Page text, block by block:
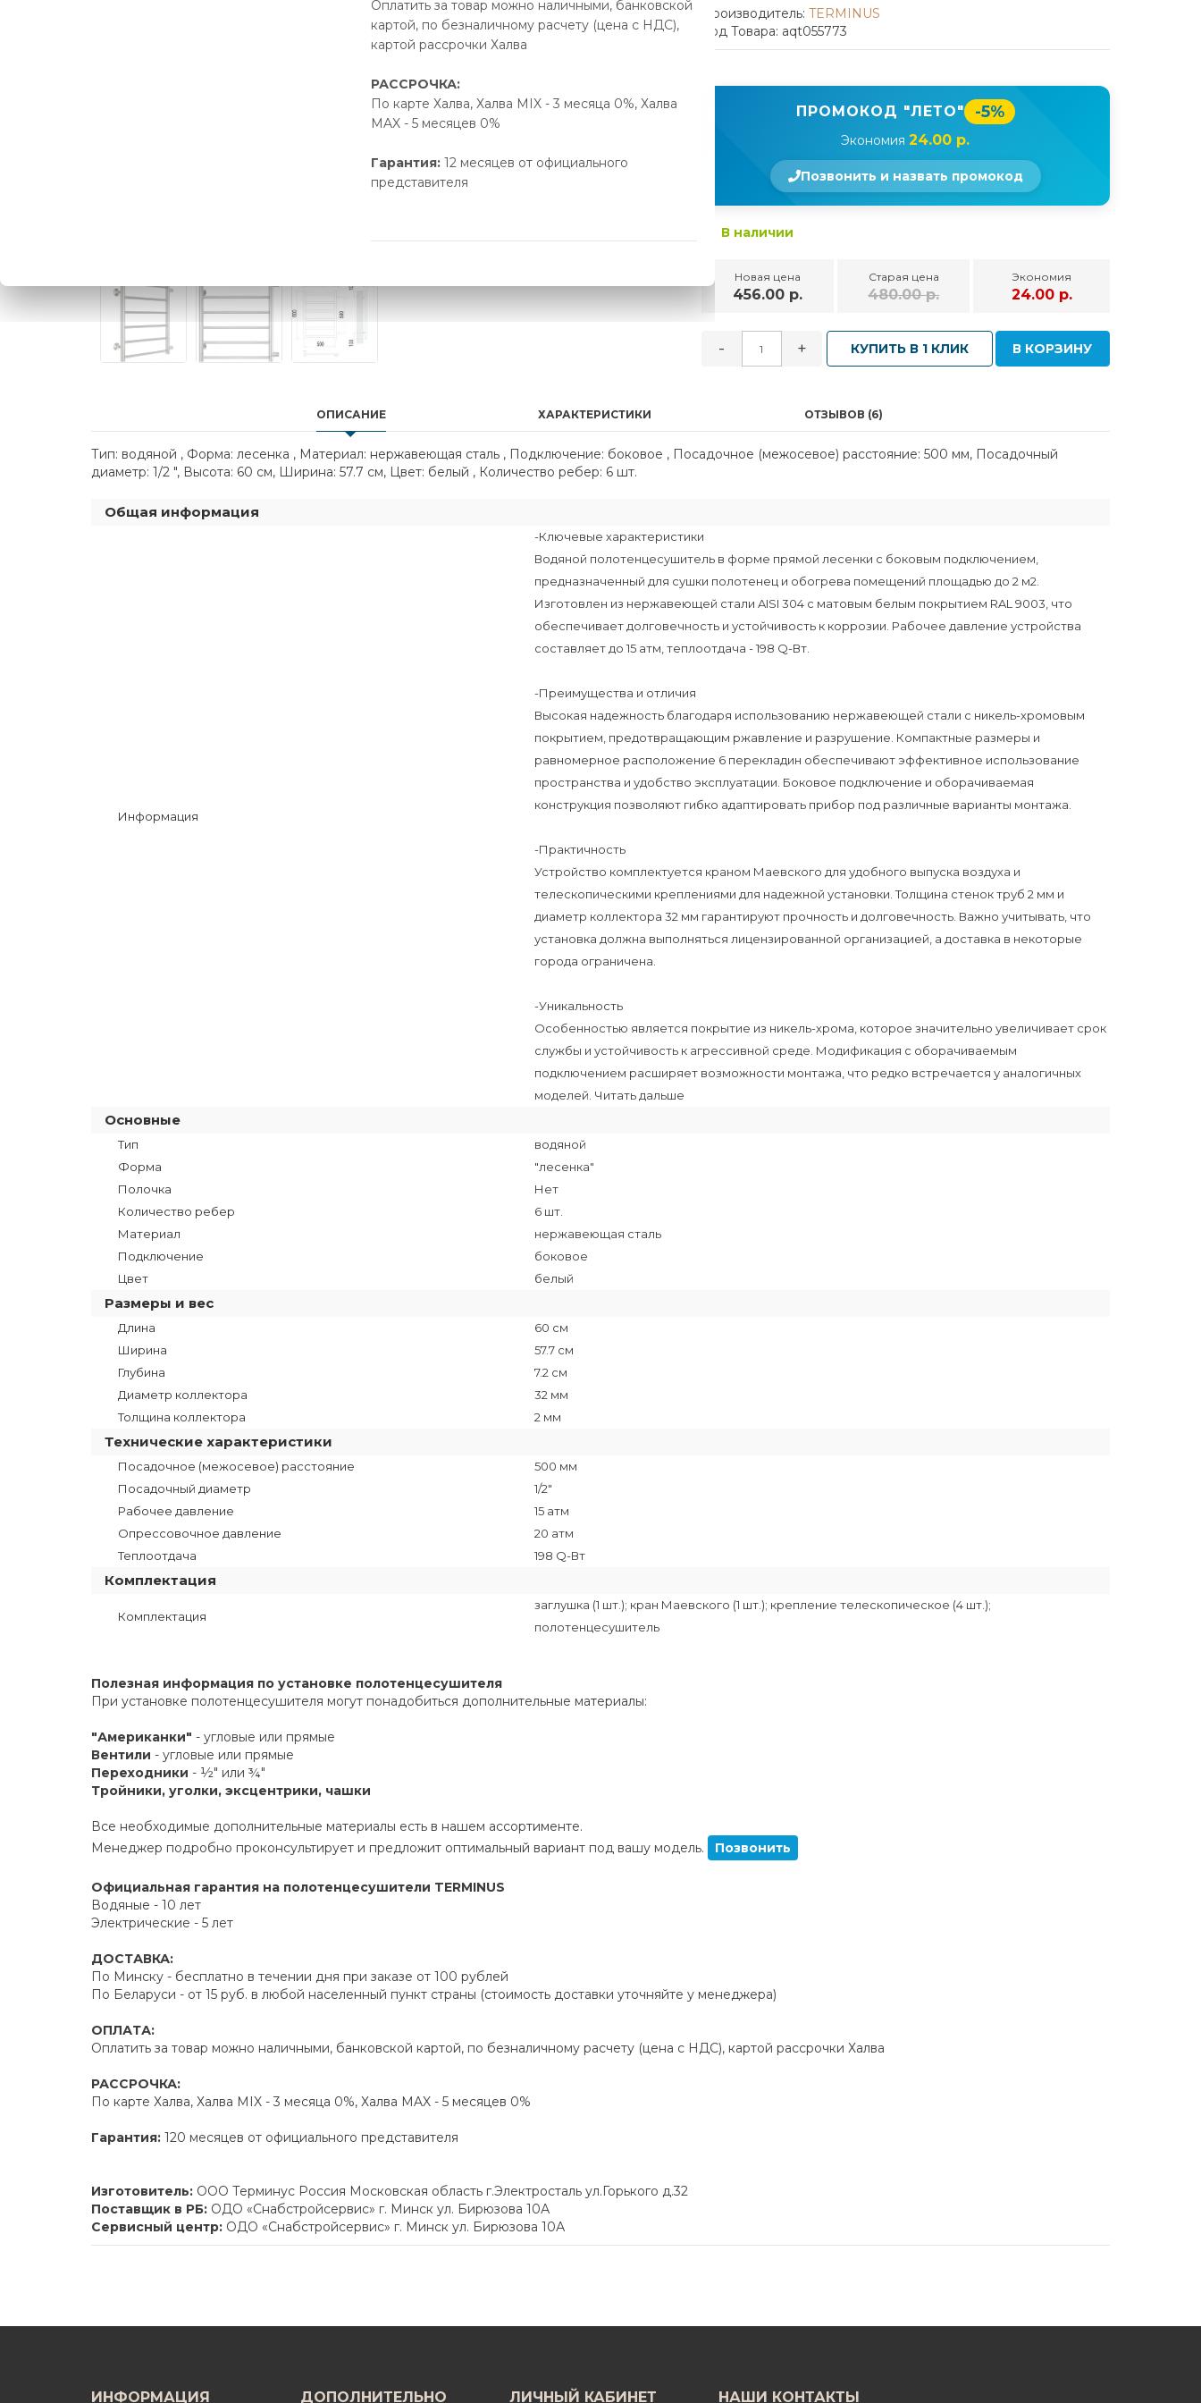
Оплатить за товар можно наличными, банковской
картой, по безналичному расчету (цена с НДС),
картой рассрочки Халва
РАССРОЧКА:
По карте Халва, Халва MIX - 3 месяца 0%, Халва
MAX - 5 месяцев 0%
Гарантия: 12 месяцев от официального
представителя
Производитель: TERMINUS
Код Товара: aqt055773
ПРОМОКОД "ЛЕТО" -5%
Экономия24.00 р.
Позвонить и назвать промокод
В наличии
Новая цена
456.00 р.
Старая цена
480.00 р.
Экономия
24.00 р.
- + КУПИТЬ В 1 КЛИК В КОРЗИНУ
ОПИСАНИЕ ХАРАКТЕРИСТИКИ ОТЗЫВОВ (6)
Тип: водяной , Форма: лесенка , Материал: нержавеющая сталь , Подключение: боковое , Посадочное (межосевое) расстояние: 500 мм, Посадочный
диаметр: 1/2 ", Высота: 60 см, Ширина: 57.7 см, Цвет: белый , Количество ребер: 6 шт.
Общая информация
Информация
-Ключевые характеристики
Водяной полотенцесушитель в форме прямой лесенки с боковым подключением,
предназначенный для сушки полотенец и обогрева помещений площадью до 2 м2.
Изготовлен из нержавеющей стали AISI 304 с матовым белым покрытием RAL 9003, что
обеспечивает долговечность и устойчивость к коррозии. Рабочее давление устройства
составляет до 15 атм, теплоотдача - 198 Q-Вт.
-Преимущества и отличия
Высокая надежность благодаря использованию нержавеющей стали с никель-хромовым
покрытием, предотвращающим ржавление и разрушение. Компактные размеры и
равномерное расположение 6 перекладин обеспечивают эффективное использование
пространства и удобство эксплуатации. Боковое подключение и оборачиваемая
конструкция позволяют гибко адаптировать прибор под различные варианты монтажа.
-Практичность
Устройство комплектуется краном Маевского для удобного выпуска воздуха и
телескопическими креплениями для надежной установки. Толщина стенок труб 2 мм и
диаметр коллектора 32 мм гарантируют прочность и долговечность. Важно учитывать, что
установка должна выполняться лицензированной организацией, а доставка в некоторые
города ограничена.
-Уникальность
Особенностью является покрытие из никель-хрома, которое значительно увеличивает срок
службы и устойчивость к агрессивной среде. Модификация с оборачиваемым
подключением расширяет возможности монтажа, что редко встречается у аналогичных
моделей. Читать дальше
Основные
Тип
водяной
Форма
"лесенка"
Полочка
Нет
Количество ребер
6 шт.
Материал
нержавеющая сталь
Подключение
боковое
Цвет
белый
Размеры и вес
Длина
60 см
Ширина
57.7 см
Глубина
7.2 см
Диаметр коллектора
32 мм
Толщина коллектора
2 мм
Технические характеристики
Посадочное (межосевое) расстояние
500 мм
Посадочный диаметр
1/2"
Рабочее давление
15 атм
Опрессовочное давление
20 атм
Теплоотдача
198 Q-Вт
Комплектация
Комплектация
заглушка (1 шт.); кран Маевского (1 шт.); крепление телескопическое (4 шт.);
полотенцесушитель
Полезная информация по установке полотенцесушителя
При установке полотенцесушителя могут понадобиться дополнительные материалы:
"Американки" - угловые или прямые
Вентили - угловые или прямые
Переходники - ½" или ¾"
Тройники, уголки, эксцентрики, чашки
Все необходимые дополнительные материалы есть в нашем ассортименте.
Менеджер подробно проконсультирует и предложит оптимальный вариант под вашу модель.
Позвонить
Официальная гарантия на полотенцесушители TERMINUS
Водяные - 10 лет
Электрические - 5 лет
ДОСТАВКА:
По Минску - бесплатно в течении дня при заказе от 100 рублей
По Беларуси - от 15 руб. в любой населенный пункт страны (стоимость доставки уточняйте у менеджера)
ОПЛАТА:
Оплатить за товар можно наличными, банковской картой, по безналичному расчету (цена с НДС), картой рассрочки Халва
РАССРОЧКА:
По карте Халва, Халва MIX - 3 месяца 0%, Халва MAX - 5 месяцев 0%
Гарантия: 120 месяцев от официального представителя
Изготовитель: ООО Терминус Россия Московская область г.Электросталь ул.Горького д.32
Поставщик в РБ: ОДО «Снабстройсервис» г. Минск ул. Бирюзова 10А
Сервисный центр: ОДО «Снабстройсервис» г. Минск ул. Бирюзова 10А
ИНФОРМАЦИЯ ДОПОЛНИТЕЛЬНО ЛИЧНЫЙ КАБИНЕТ НАШИ КОНТАКТЫ